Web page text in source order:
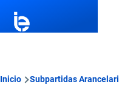
Ruta
Inicio Subpartidas